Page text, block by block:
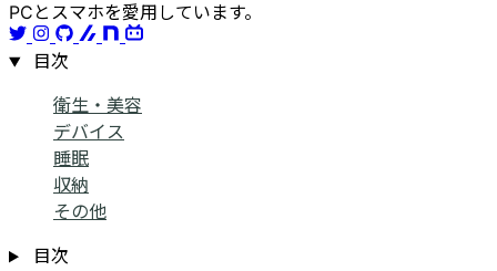
PCとスマホを愛用しています。
目次
衛生・美容
デバイス
睡眠
収納
その他
目次